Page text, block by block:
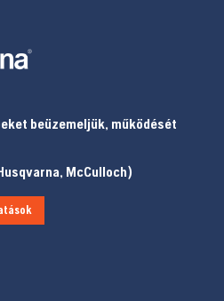
beüzemeljük, működését
McCulloch)